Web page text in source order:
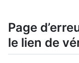
Page
le lien de